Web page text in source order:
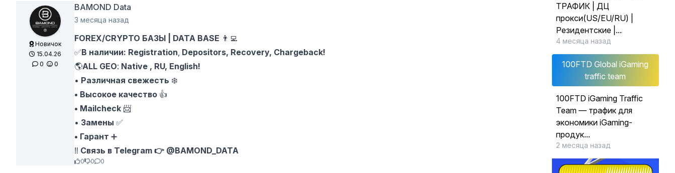
Новичок
15.04.26
0
0
BAMOND Data
3 месяца назад
FOREX/CRYPTO БАЗЫ | DATA BASE 👨‍💻
✅В наличии: Registration Depositors, Recovery, Chargeback!
🌎ALL GEO: Native , RU, English!
• Различная свежесть ❄️
• Высокое качество 👍
• Mailcheck 📨
• Замены ✅
• Гарант ➕
‼️ Связь в Telegram 👉 @BAMOND_DATA
0 0 0
ТРАФИК | ДЦ
прокси(US/EU/RU) |
Резидентские |...
4 месяца назад
100FTD Global iGaming
traffic team
100FTD iGaming Traffic
Team — трафик для
экономики iGaming-
продук...
2 месяца назад